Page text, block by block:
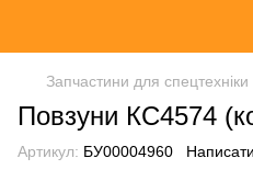
Запчастини для спецтехніки
Повзуни КС4574
Артикул: БУ00004960 Написати